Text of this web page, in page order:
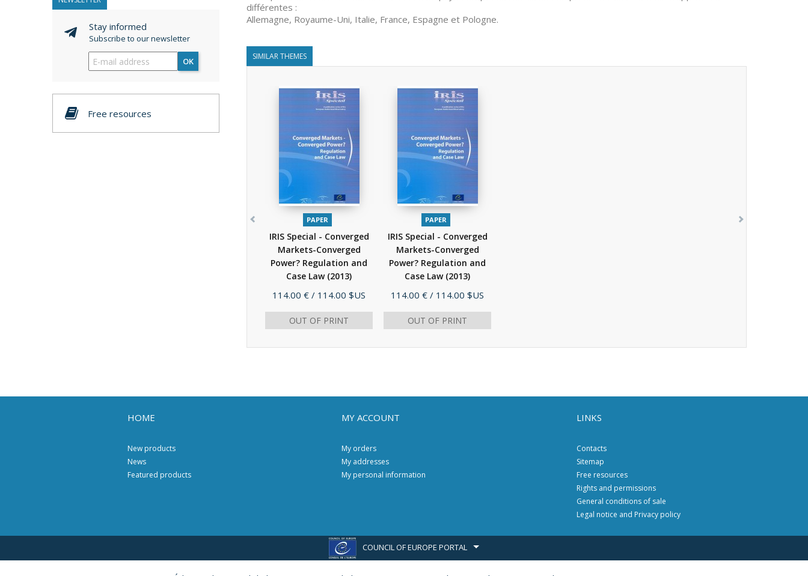
Stay informed
Subscribe to our newsletter
OK
Free resources
différentes :
Allemagne, Royaume-Uni, Italie, France, Espagne et Pologne.
SIMILAR THEMES
PAPER
IRIS Special - Converged
Markets-Converged
Power? Regulation and
Case Law (2013)
Price
114.00 € / 114.00 $US
OUT OF PRINT
PAPER
IRIS Special - Converged
Markets-Converged
Power? Regulation and
Case Law (2013)
Price
114.00 € / 114.00 $US
OUT OF PRINT
HOME
New products
News
Featured products
MY ACCOUNT
My orders
My addresses
My personal information
LINKS
Contacts
Sitemap
Free resources
Rights and permissions
General conditions of sale
Legal notice and Privacy policy
COUNCIL OF EUROPE PORTAL